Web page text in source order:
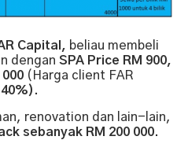
Capital, beliau membeli
dengan SPA Price RM 900,
(Harga client FAR
renovation dan lain-lain,
sebanyak RM 200 000.